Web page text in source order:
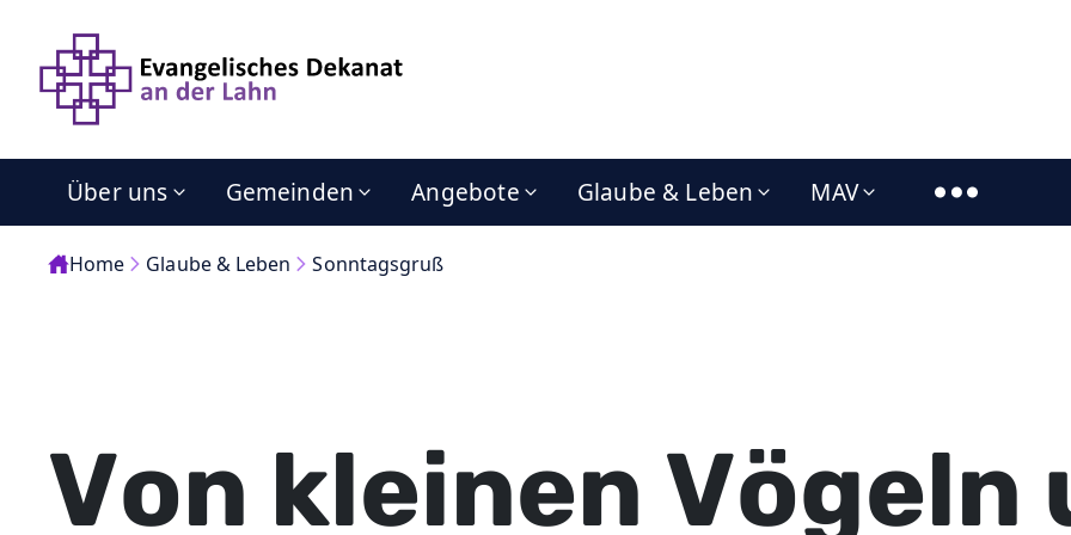
Über uns Gemeinden Angebote Glaube & Leben MAV
Home Glaube & Leben Sonntagsgruß
Von kleinen Vögeln